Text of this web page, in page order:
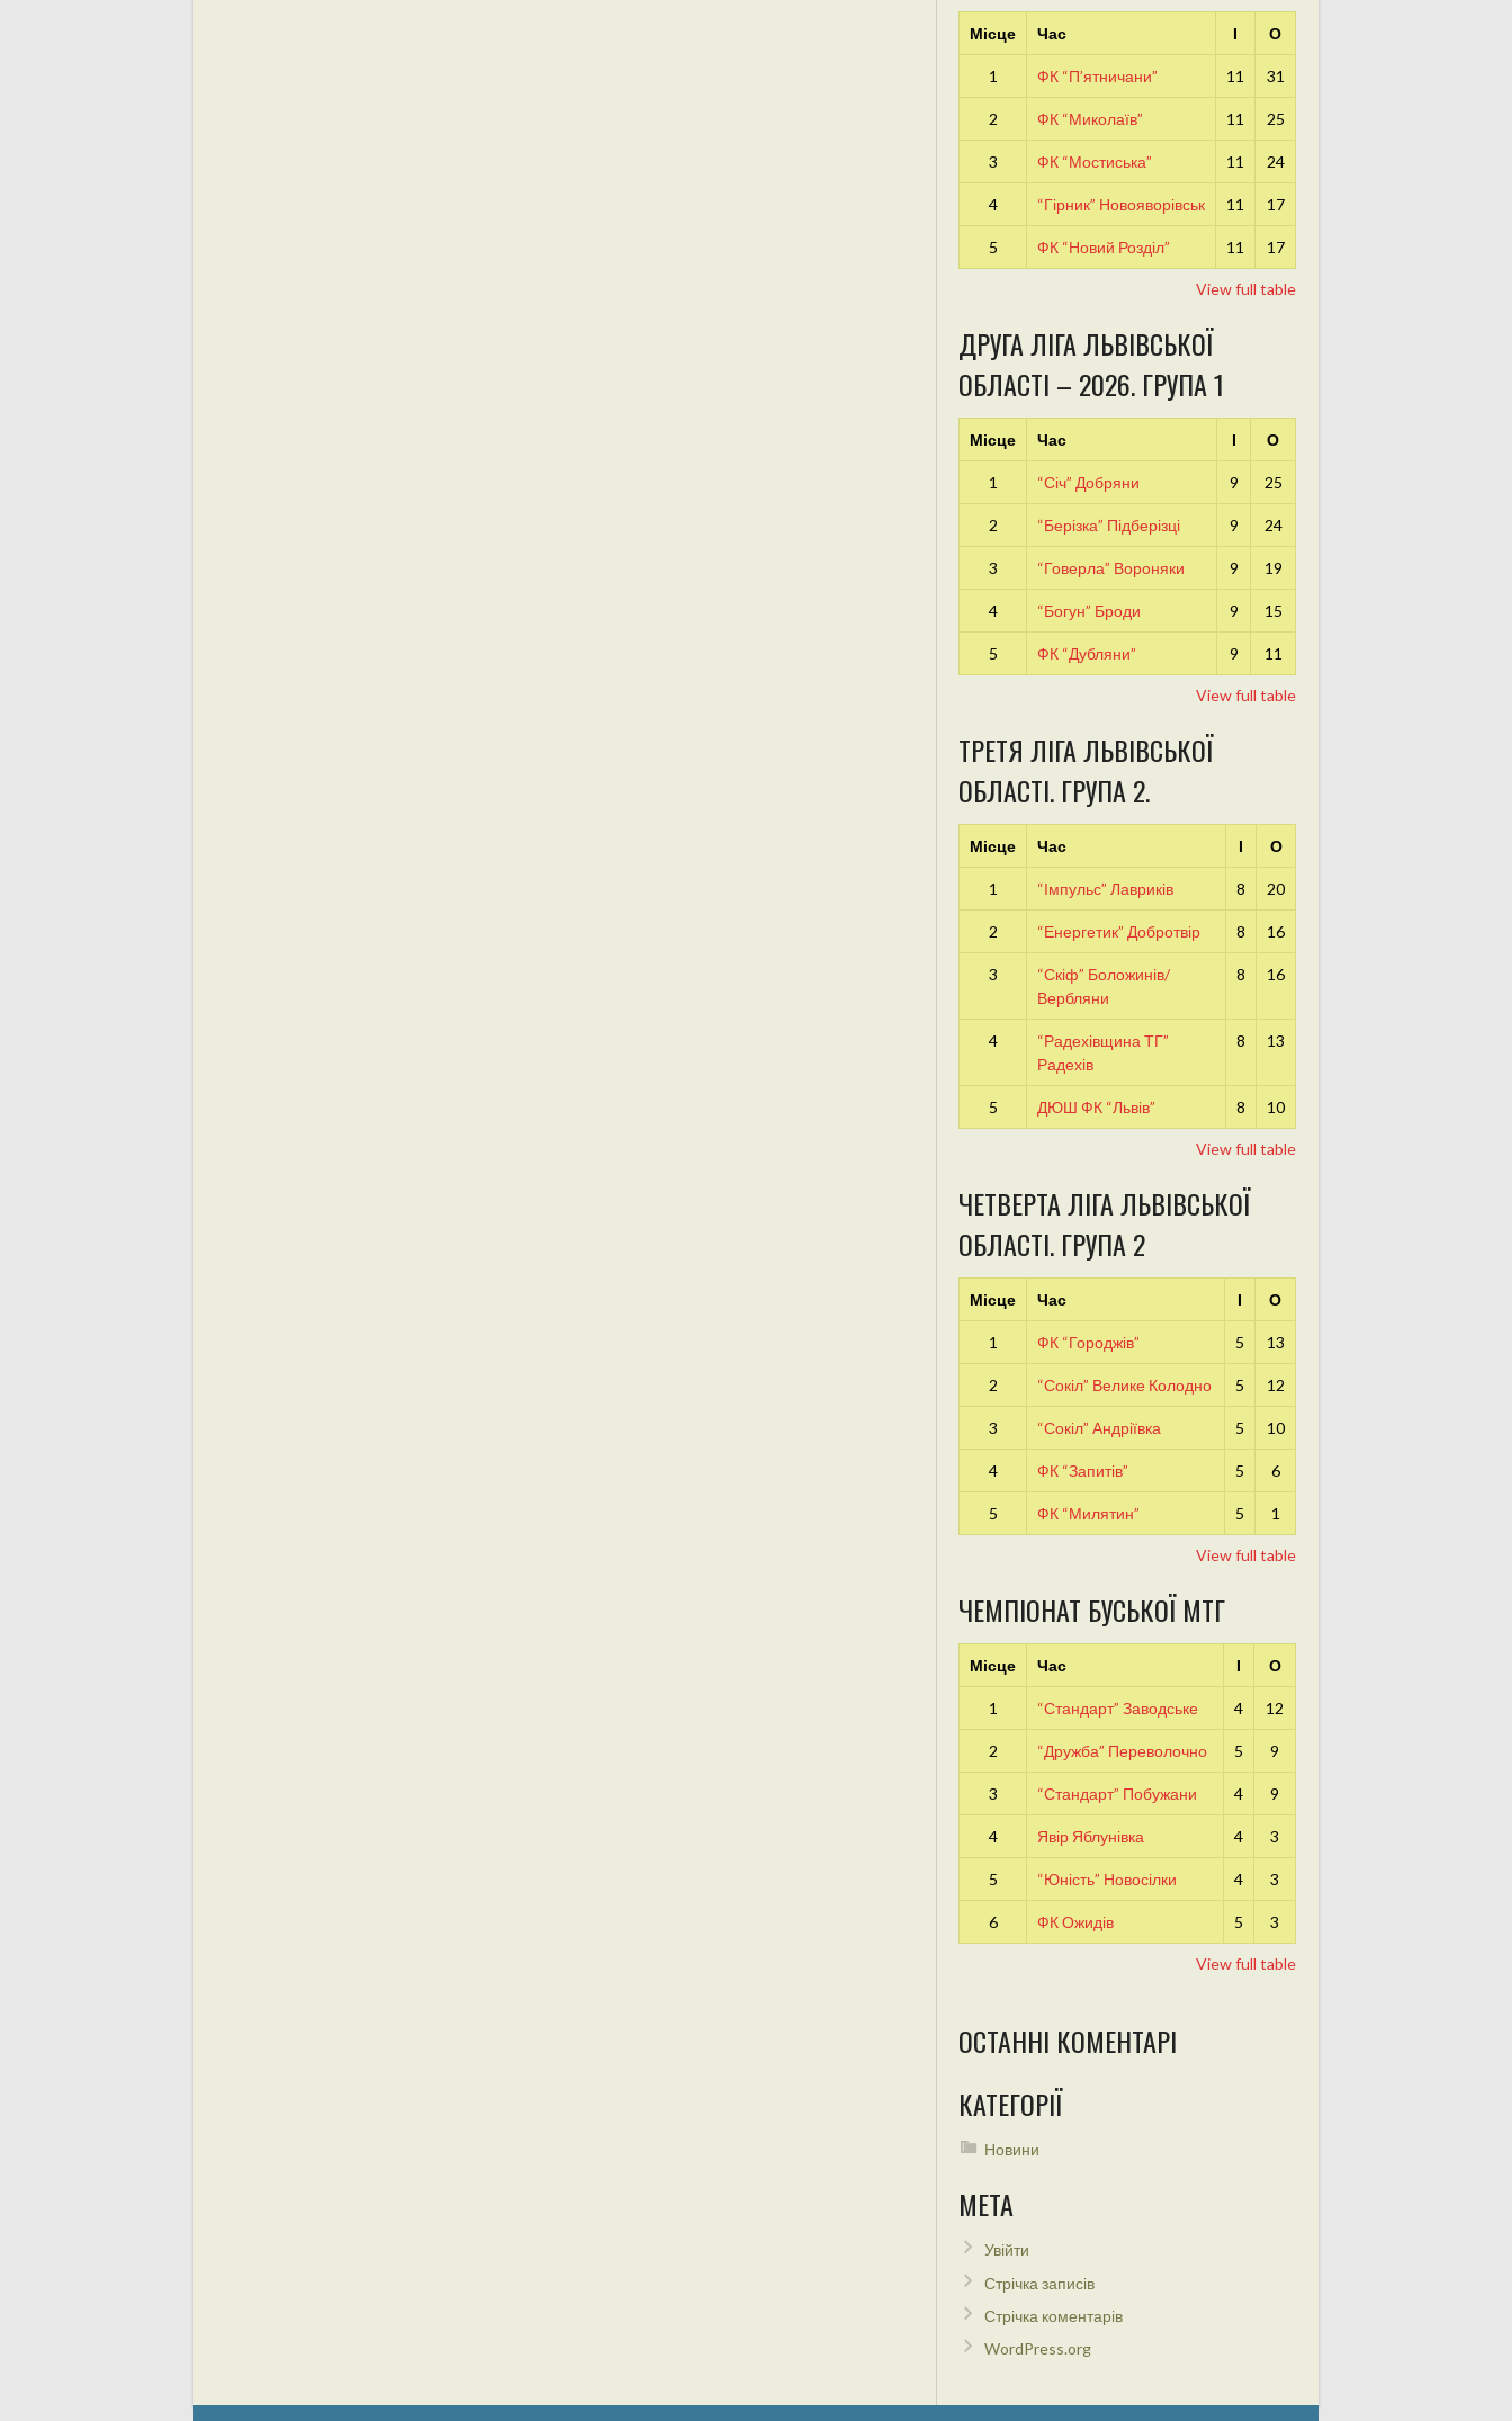
Місце Час І О
1 ФК “П’ятничани” 11 31
2 ФК “Миколаїв” 11 25
3 ФК “Мостиська” 11 24
4 “Гірник” Новояворівськ 11 17
5 ФК “Новий Розділ” 11 17
View full table
ДРУГА ЛІГА ЛЬВІВСЬКОЇ
ОБЛАСТІ – 2026. ГРУПА 1
Місце Час І О
1 “Січ” Добряни 9 25
2 “Берізка” Підберізці 9 24
3 “Говерла” Вороняки 9 19
4 “Богун” Броди 9 15
5 ФК “Дубляни” 9 11
View full table
ТРЕТЯ ЛІГА ЛЬВІВСЬКОЇ
ОБЛАСТІ. ГРУПА 2.
Місце Час І О
1 “Імпульс” Лавриків 8 20
2 “Енергетик” Добротвір 8 16
3
“Скіф” Боложинів/
Вербляни
8 16
4
“Радехівщина ТГ”
Радехів
8 13
5 ДЮШ ФК “Львів” 8 10
View full table
ЧЕТВЕРТА ЛІГА ЛЬВІВСЬКОЇ
ОБЛАСТІ. ГРУПА 2
Місце Час І О
1 ФК “Городжів” 5 13
2 “Сокіл” Велике Колодно 5 12
3 “Сокіл” Андріївка 5 10
4 ФК “Запитів” 5 6
5 ФК “Милятин” 5 1
View full table
ЧЕМПІОНАТ БУСЬКОЇ МТГ
Місце Час І О
1 “Стандарт” Заводське 4 12
2 “Дружба” Переволочно 5 9
3 “Стандарт” Побужани 4 9
4 Явір Яблунівка 4 3
5 “Юність” Новосілки 4 3
6 ФК Ожидів 5 3
View full table
ОСТАННІ КОМЕНТАРІ
КАТЕГОРІЇ
Новини
МЕТА
Увійти
Стрічка записів
Стрічка коментарів
WordPress.org